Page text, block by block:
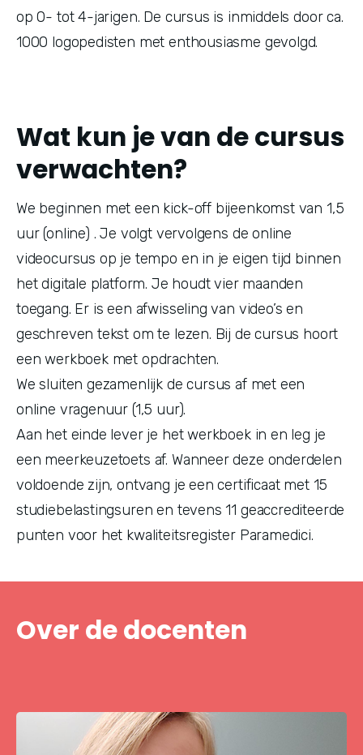
op 0- tot 4-jarigen. De cursus is inmiddels door ca.
1000 logopedisten met enthousiasme gevolgd.
Wat kun je van de cursus
verwachten?
We beginnen met een kick-off bijeenkomst van 1,5
uur (online) . Je volgt vervolgens de online
videocursus op je tempo en in je eigen tijd binnen
het digitale platform. Je houdt vier maanden
toegang. Er is een afwisseling van video’s en
geschreven tekst om te lezen. Bij de cursus hoort
een werkboek met opdrachten.
We sluiten gezamenlijk de cursus af met een
online vragenuur (1,5 uur).
Aan het einde lever je het werkboek in en leg je
een meerkeuzetoets af. Wanneer deze onderdelen
voldoende zijn, ontvang je een certificaat met 15
studiebelastingsuren en tevens 11 geaccrediteerde
punten voor het kwaliteitsregister Paramedici.
Over de docenten